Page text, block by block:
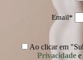
Email*
Ao clicar em
Privacidade